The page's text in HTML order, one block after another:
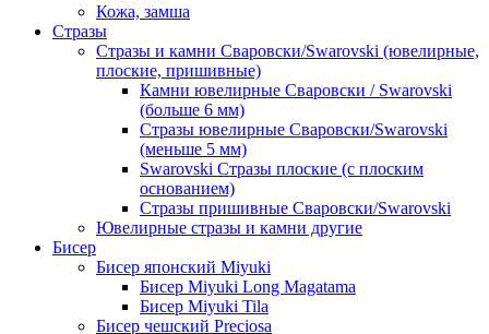
Кожа, замша
Стразы
Стразы и камни Сваровски/Swarovski (ювелирные,
плоские, пришивные)
Камни ювелирные Сваровски / Swarovski
(больше 6 мм)
Стразы ювелирные Сваровски/Swarovski
(меньше 5 мм)
Swarovski Стразы плоские (с плоским
основанием)
Стразы пришивные Сваровски/Swarovski
Ювелирные стразы и камни другие
Бисер
Бисер японский Miyuki
Бисер Miyuki Long Magatama
Бисер Miyuki Tila
Бисер чешский Preciosa